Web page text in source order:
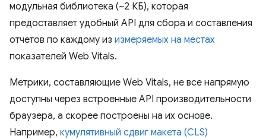
модульная библиотека (~2 КБ), которая
предоставляет удобный API для сбора и составления
отчетов по каждому из измеряемых на местах
показателей Web Vitals.
Метрики, составляющие Web Vitals, не все напрямую
доступны через встроенные API производительности
браузера, а скорее построены на их основе.
Например, кумулятивный сдвиг макета (CLS)